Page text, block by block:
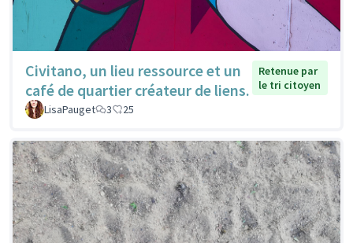
Civitano, un lieu ressource et un
café de quartier créateur de liens.
Retenue par
le tri citoyen
LisaPauget
3 25